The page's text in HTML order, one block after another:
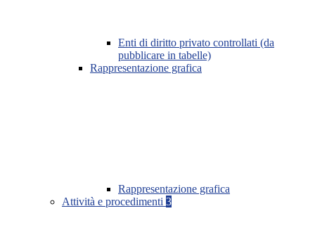
Enti di diritto privato controllati (da
pubblicare in tabelle)
Rappresentazione grafica
Rappresentazione grafica
Attività e procedimenti 3